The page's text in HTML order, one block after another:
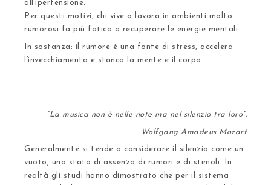
all’ipertensione.
Per questi motivi, chi vive o lavora in ambienti molto
rumorosi fa più fatica a recuperare le energie mentali.
In sostanza: il rumore è una fonte di stress, accelera
l’invecchiamento e stanca la mente e il corpo
“La musica non è nelle note ma nel silenzio tra loro”.
Wolfgang Amadeus Mozart
Generalmente si tende a considerare il silenzio come un
vuoto, uno stato di assenza di rumori e di stimoli. In
realtà gli studi hanno dimostrato che per il sistema